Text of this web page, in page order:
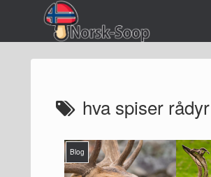
hva spiser rådyr
Blog